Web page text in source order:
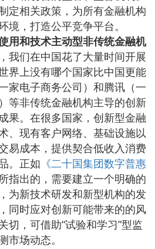
定相关政策，为所有金融机构
境，打造公平竞争平台。
用和技术主动型非传统金融机
我们在中国花了大量时间开展
界上没有哪个国家比中国更能
家电子商务公司）和腾讯（一
等非传统金融机构主导的创新
果。在很多国家，创新型金融
、现有客户网络、基础设施以
易成本，提供契合低收入消费
。正如 《二十国集团数字普惠
指出的，需要建立一个明确的
为新技术研发和新型机构的发
同时应对创新可能带来的的风
切，可借助“试验和学习”型监
市场动态。